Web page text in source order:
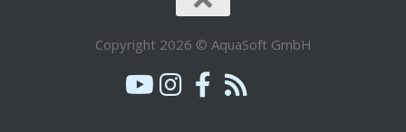
Copyright 2026 © AquaSoft GmbH